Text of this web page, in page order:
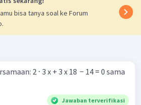
.
yang benar adalah B.
bisa tanya soal ke Forum
2 ⋅ 3 x + 3 x 18 ​ − 14 = 0 sama
Jawaban terverifikasi